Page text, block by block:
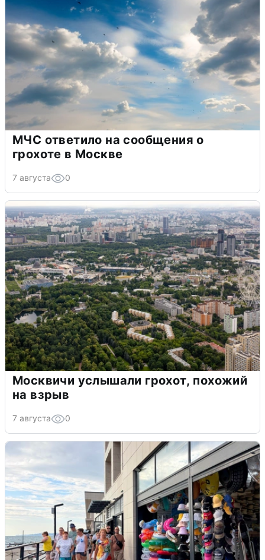
МЧС ответило на сообщения о
грохоте в Москве
7 августа 0
Москвичи услышали грохот, похожий
на взрыв
7 августа 0